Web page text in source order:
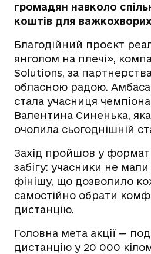
громадян навколо
коштів для
Благодійний проєкт
янголом на плечі»,
Solutions, за
обласною радою.
стала учасниця
Валентина Синенька,
очолила сьогоднішній
Захід пройшов у
забігу: учасники не мали
фінішу, що дозволило
самостійно обрати
дистанцію.
Головна мета акції —
дистанцію у 20 000